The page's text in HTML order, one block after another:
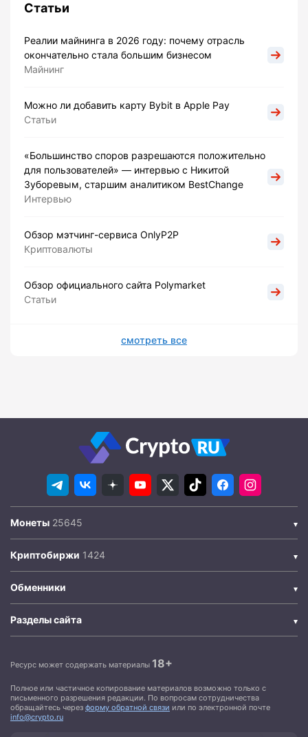
Статьи
Реалии майнинга в 2026 году: почему отрасль
окончательно стала большим бизнесом
Майнинг
Можно ли добавить карту Bybit в Apple Pay
Статьи
«Большинство споров разрешаются положительно
для пользователей» — интервью с Никитой
Зуборевым, старшим аналитиком BestChange
Интервью
Обзор мэтчинг-сервиса OnlyP2P
Криптовалюты
Обзор официального сайта Polymarket
Статьи
смотреть все
Монеты
Криптобиржи
Обменники
Разделы сайта
Ресурс может содержать материалы 18+
Полное или частичное копирование материалов возможно только с
письменного разрешения редакции. По вопросам сотрудничества
обращайтесь через форму обратной связи или по электронной почте
info@crypto.ru